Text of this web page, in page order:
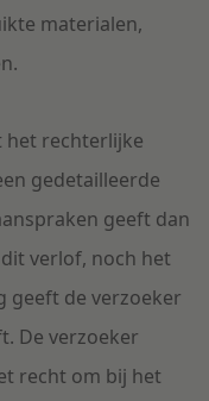
materialen,
het rechterlijke
gedetailleerde
geeft dan
verlof, noch het
geeft de verzoeker
De verzoeker
recht om bij het